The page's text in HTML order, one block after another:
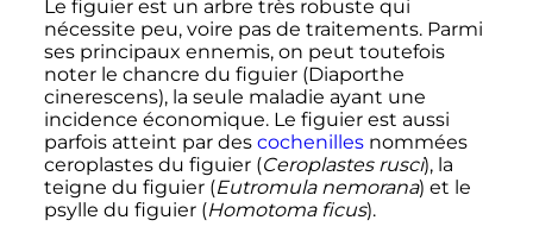
Le figuier est un arbre très robuste qui
nécessite peu, voire pas de traitements. Parmi
ses principaux ennemis, on peut toutefois
noter le chancre du figuier (Diaporthe
cinerescens), la seule maladie ayant une
incidence économique. Le figuier est aussi
parfois atteint par des cochenillesnommées
ceroplastes du figuier (Ceroplastes rusci), la
teigne du figuier (Eutromula nemorana) et le
psylle du figuier (Homotoma ficus).